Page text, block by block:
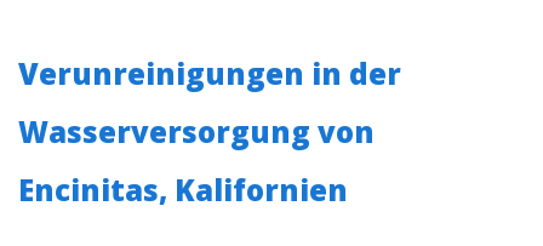
Verunreinigungen in der
Wasserversorgung von
Encinitas, Kalifornien